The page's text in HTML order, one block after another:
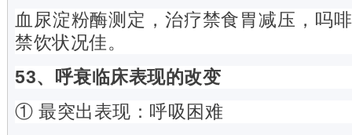
血尿淀粉酶测定，治疗禁食胃减压，吗
禁饮状况佳。
53、呼衰临床表现的改变
① 最突出表现：呼吸困难